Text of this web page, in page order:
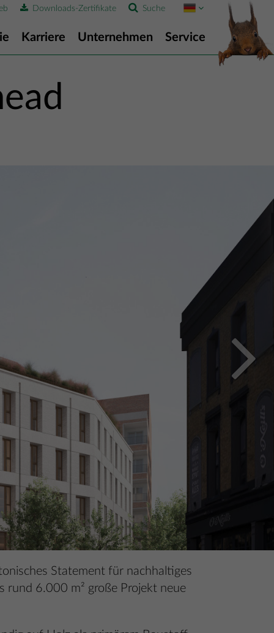
Karriere Unternehmen Service
Suche
Downloads-Zertifikate
Statement für nachhaltiges
rund 6.000 m² große Projekt neue